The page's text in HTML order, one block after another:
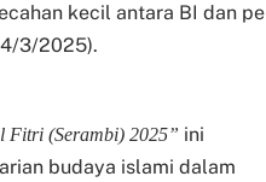
kecil antara BI dan
3/2025).
Fitri (Serambi) 2025” ini
budaya islami dalam